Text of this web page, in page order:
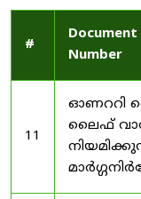
#
Number
11
ഓണററി
ലൈഫ്